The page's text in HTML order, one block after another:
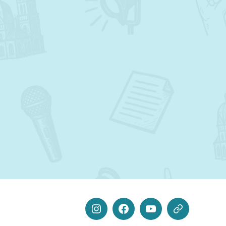
InstagramFacebookYoutubeLinktree